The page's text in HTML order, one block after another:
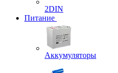
2DIN
Питание
Аккумуляторы